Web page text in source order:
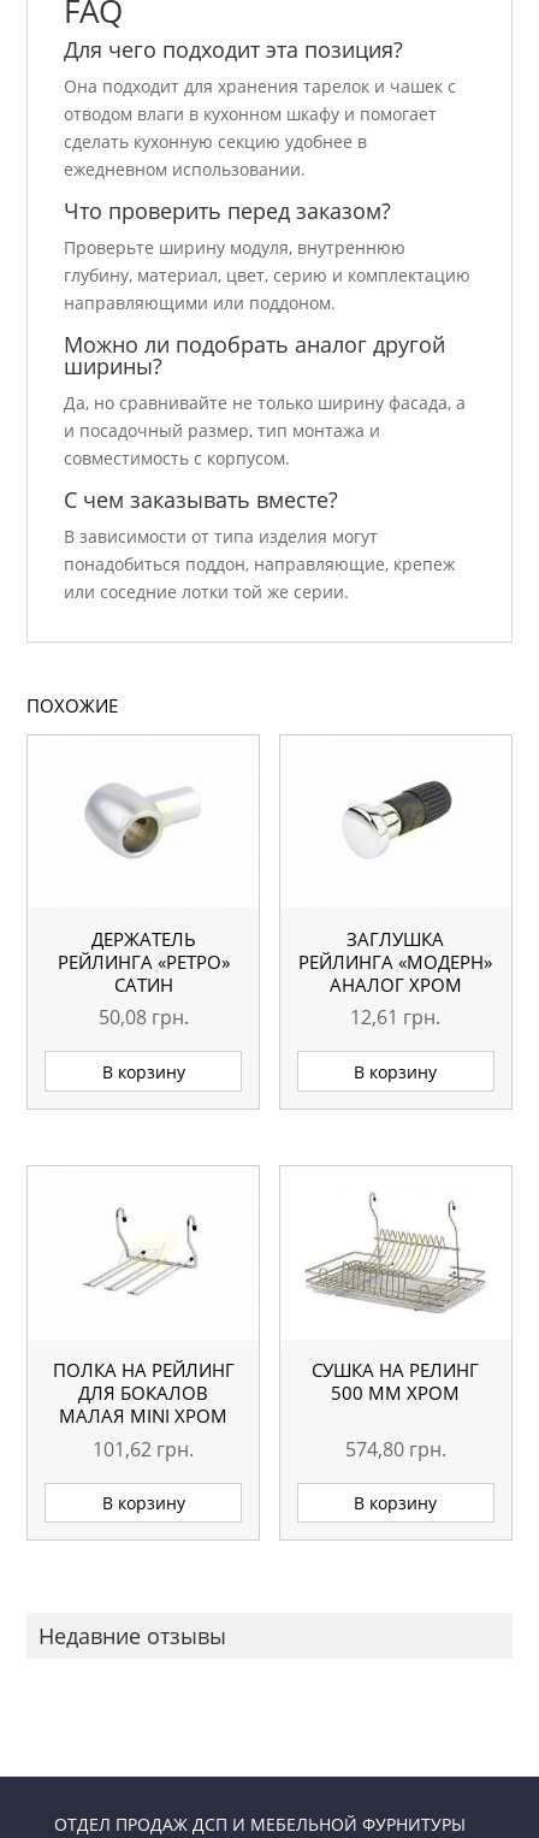
FAQ
Для чего подходит эта позиция?
Она подходит для хранения тарелок и чашек с
отводом влаги в кухонном шкафу и помогает
сделать кухонную секцию удобнее в
ежедневном использовании.
Что проверить перед заказом?
Проверьте ширину модуля, внутреннюю
глубину, материал, цвет, серию и комплектацию
направляющими или поддоном.
Можно ли подобрать аналог другой
ширины?
Да, но сравнивайте не только ширину фасада, а
и посадочный размер, тип монтажа и
совместимость с корпусом.
С чем заказывать вместе?
В зависимости от типа изделия могут
понадобиться поддон, направляющие, крепеж
или соседние лотки той же серии.
ПОХОЖИЕ
ДЕРЖАТЕЛЬ
РЕЙЛИНГА «РЕТРО»
САТИН
50,08 грн.
В корзину
ЗАГЛУШКА
РЕЙЛИНГА «МОДЕРН»
АНАЛОГ ХРОМ
12,61 грн.
В корзину
ПОЛКА НА РЕЙЛИНГ
ДЛЯ БОКАЛОВ
МАЛАЯ MINI ХРОМ
101,62 грн.
В корзину
СУШКА НА РЕЛИНГ
500 ММ ХРОМ
574,80 грн.
В корзину
Недавние отзывы
ОТДЕЛ ПРОДАЖ ДСП И МЕБЕЛЬНОЙ ФУРНИТУРЫ